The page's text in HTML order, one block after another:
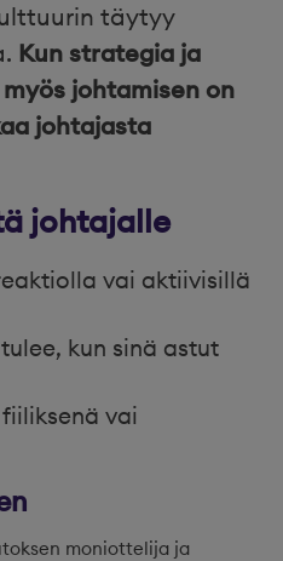
täytyy
Kun strategia ja
johtamisen on
johtajasta
johtajalle
vai aktiivisillä
kun sinä astut
vai
moniottelija ja